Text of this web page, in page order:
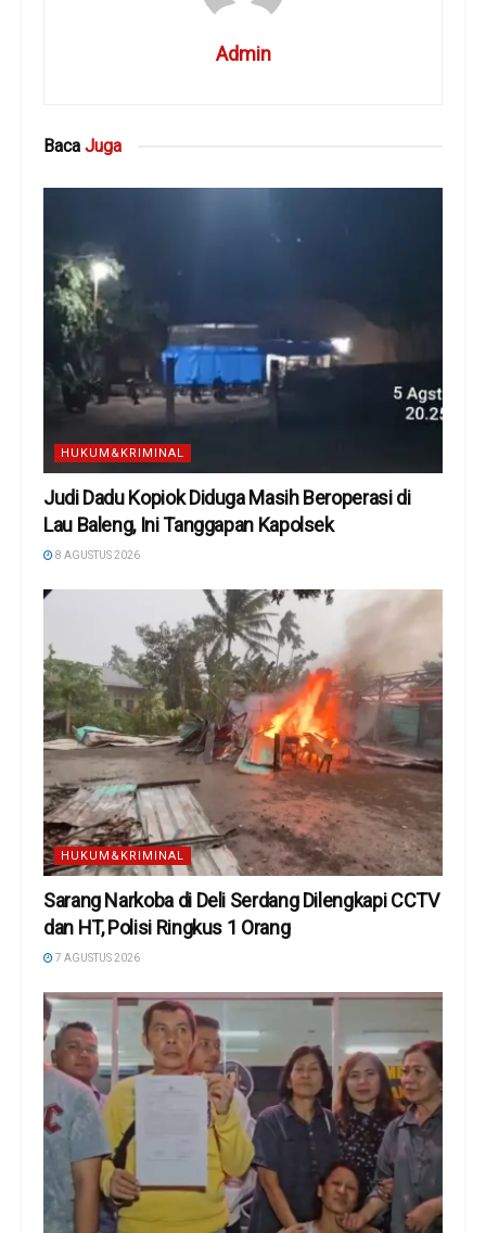
Admin
Baca Juga
HUKUM&KRIMINAL
Judi Dadu Kopiok Diduga Masih Beroperasi di
Lau Baleng, Ini Tanggapan Kapolsek
8 AGUSTUS 2026
HUKUM&KRIMINAL
Sarang Narkoba di Deli Serdang Dilengkapi CCTV
dan HT, Polisi Ringkus 1 Orang
7 AGUSTUS 2026